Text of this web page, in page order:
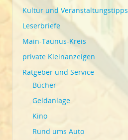
Kultur und Veranstaltungstipps
Leserbriefe
Main-Taunus-Kreis
private Kleinanzeigen
Ratgeber und Service
Bücher
Geldanlage
Kino
Rund ums Auto